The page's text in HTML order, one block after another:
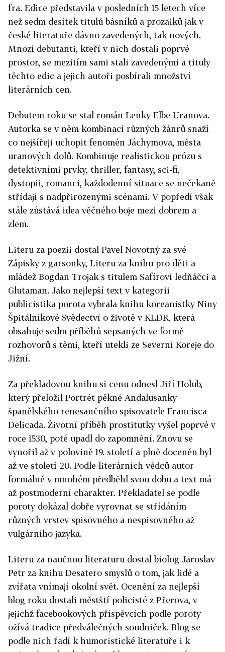
fra. Edice představila v posledních 15 letech více
než sedm desítek titulů básníků a prozaiků jak v
české literatuře dávno zavedených, tak nových.
Mnozí debutanti, kteří v nich dostali poprvé
prostor, se mezitím sami stali zavedenými a tituly
těchto edic a jejich autoři posbírali množství
literárních cen.
Debutem roku se stal román Lenky Elbe Uranova.
Autorka se v něm kombinací různých žánrů snaží
co nejšířeji uchopit fenomén Jáchymova, města
uranových dolů. Kombinuje realistickou prózu s
detektivními prvky, thriller, fantasy, sci-fi,
dystopii, romanci, každodenní situace se nečekaně
střídají s nadpřirozenými scénami. V popředí však
stále zůstává idea věčného boje mezi dobrem a
zlem.
Literu za poezii dostal Pavel Novotný za své
Zápisky z garsonky, Literu za knihu pro děti a
mládež Bogdan Trojak s titulem Safíroví ledňáčci a
Glutaman. Jako nejlepší text v kategorii
publicistika porota vybrala knihu koreanistky Niny
Špitálníkové Svědectví o životě v KLDR, která
obsahuje sedm příběhů sepsaných ve formě
rozhovorů s těmi, kteří utekli ze Severní Koreje do
Jižní.
Za překladovou knihu si cenu odnesl Jiří Holub,
který přeložil Portrét pěkné Andalusanky
španělského renesančního spisovatele Francisca
Delicada. Životní příběh prostitutky vyšel poprvé v
roce 1530, poté upadl do zapomnění. Znovu se
vynořil až v polovině 19. století a plně doceněn byl
až ve století 20. Podle literárních vědců autor
formálně v mnohém předběhl svou dobu a text má
až postmoderní charakter. Překladatel se podle
poroty dokázal dobře vyrovnat se střídáním
různých vrstev spisovného a nespisovného až
vulgárního jazyka.
Literu za naučnou literaturu dostal biolog Jaroslav
Petr za knihu Desatero smyslů o tom, jak lidé a
zvířata vnímají okolní svět. Ocenění za nejlepší
blog roku dostali městští policisté z Přerova, v
jejichž facebookových příspěvcích podle poroty
ožívá tradice předválečných soudniček. Blog se
podle nich řadí k humoristické literatuře i k